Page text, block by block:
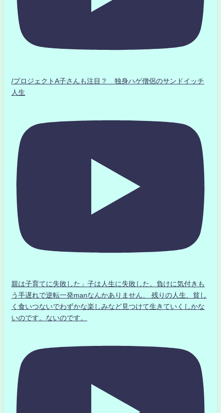
/プロジェクトA子さんも注目？ 独身ハゲ僧侶のサンドイッチ
人生
親は子育てに失敗した」子は人生に失敗した。負けに気付きも
う手遅れで逆転一発manなんかありません、 残りの人生、貧し
く食いつないでわずかな楽しみなど見つけて生きていくしかな
いのです。ないのです。